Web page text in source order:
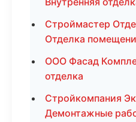
Строймастер
Отделка
ООО Фасад
отделка
Стройкомпания
Демонтажные